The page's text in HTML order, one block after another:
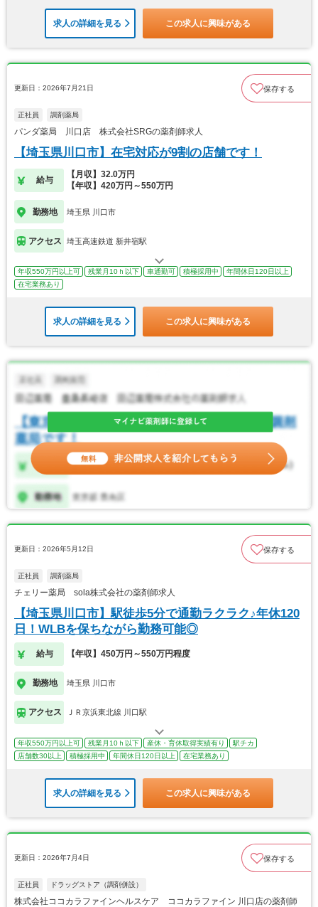
求人の詳細を見る この求人に興味がある
更新日：2026年7月21日 保存する
正社員 調剤薬局
パンダ薬局 川口店 株式会社SRGの薬剤師求人
【埼玉県川口市】在宅対応が9割の店舗です！
給与
【月収】32.0万円
【年収】420万円～550万円
勤務地 埼玉県 川口市
アクセス 埼玉高速鉄道 新井宿駅
年収550万円以上可 残業月10ｈ以下 車通勤可 積極採用中
年間休日120日以上
在宅業務あり
求人の詳細を見る この求人に興味がある
更新日：2026年5月12日 保存する
正社員 調剤薬局
チェリー薬局 sola株式会社の薬剤師求人
【埼玉県川口市】駅徒歩5分で通勤ラクラク♪年休120
日！WLBを保ちながら勤務可能◎
給与 【年収】450万円～550万円程度
勤務地 埼玉県 川口市
アクセス ＪＲ京浜東北線 川口駅
年収550万円以上可 残業月10ｈ以下 産休・育休取得実績有り
駅チカ
店舗数30以上
積極採用中 年間休日120日以上 在宅業務あり
求人の詳細を見る この求人に興味がある
更新日：2026年7月4日 保存する
正社員 ドラッグストア（調剤併設）
株式会社ココカラファインヘルスケア ココカラファイン 川口店の薬剤師